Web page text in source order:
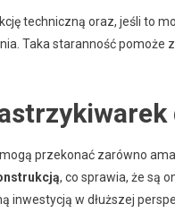
techniczną oraz, jeśli to
Taka staranność pomoże
przekonać zarówno
, co sprawia, że są
inwestycją w dłuższej